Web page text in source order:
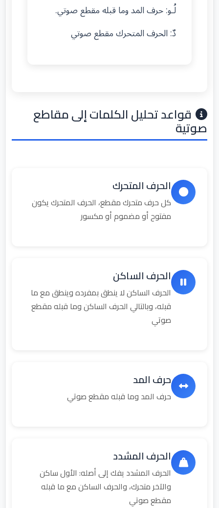
لُـو: حرف المد وما قبله مقطع صوتي.
دٌ: الحرف المتحرك مقطع صوتي
قواعد تحليل الكلمات إلى مقاطع
صوتية
الحرف المتحرك
كل حرف متحرك مقطع، الحرف المتحرك يكون
مفتوح أو مضموم أو مكسور
الحرف الساكن
الحرف الساكن لا ينطق بمفرده وينطق مع ما
قبله، وبالتالي الحرف الساكن وما قبله مقطع
صوتي
حرف المد
حرف المد وما قبله مقطع صوتي
الحرف المشدد
الحرف المشدد يفك إلى أصله: الأول ساكن
والآخر متحرك، والحرف الساكن مع ما قبله
مقطع صوتي